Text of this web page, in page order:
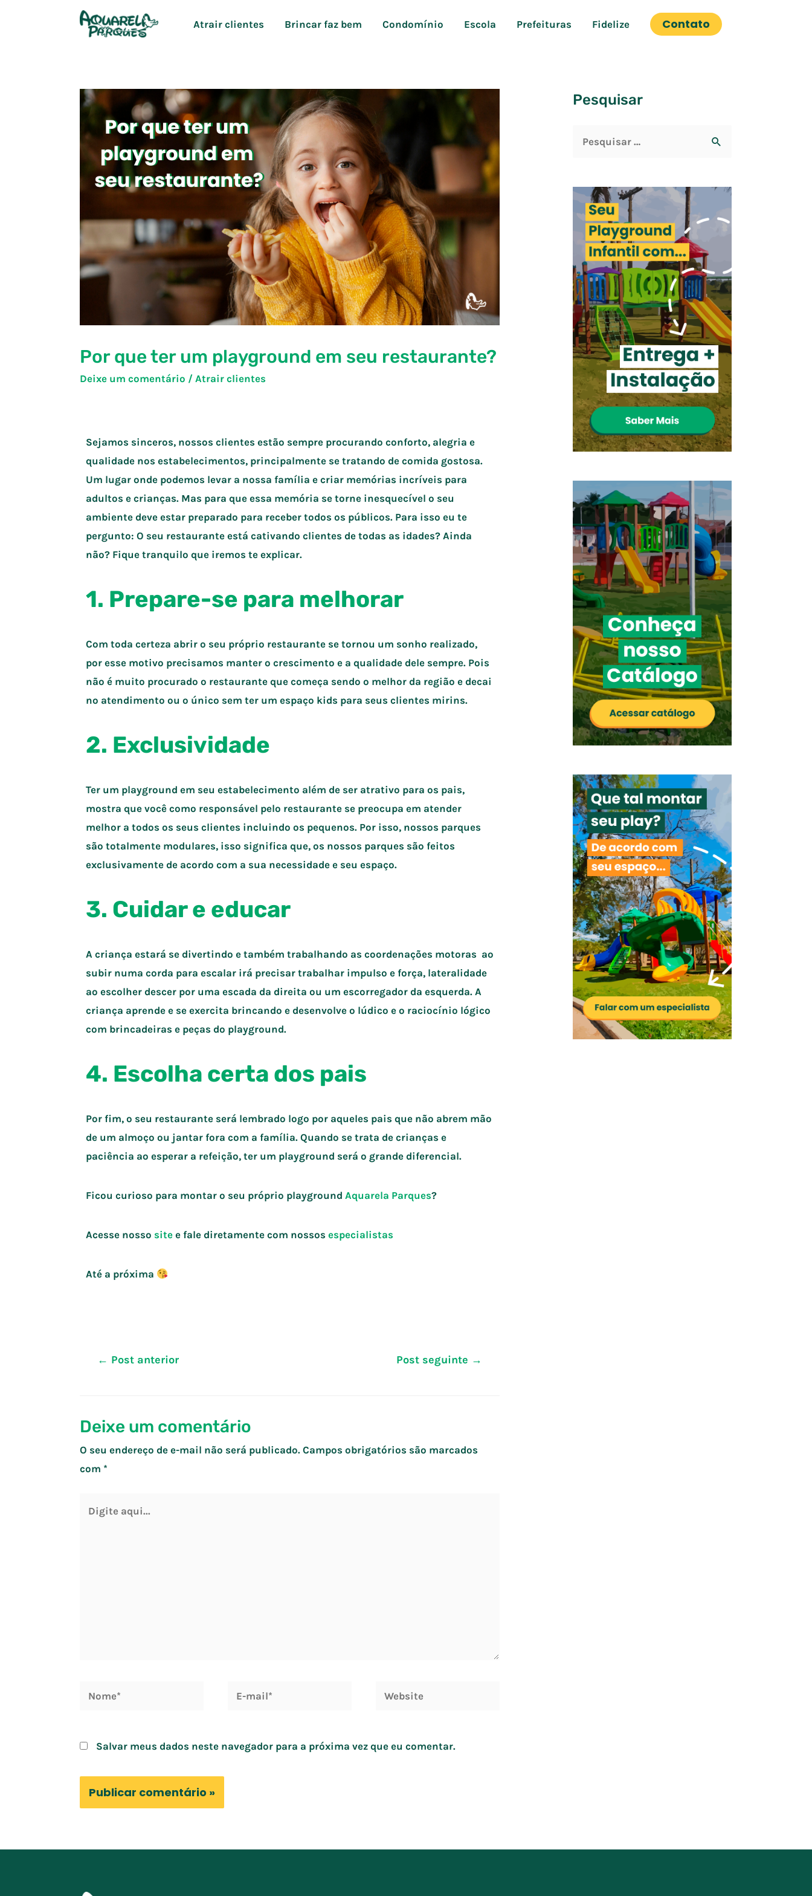
Atrair clientes Brincar faz bem Condomínio Escola Prefeituras Fidelize Contato
Por que ter um playground em seu restaurante?
Deixe um comentário / Atrair clientes
Sejamos sinceros, nossos clientes estão sempre procurando conforto, alegria e
qualidade nos estabelecimentos, principalmente se tratando de comida gostosa.
Um lugar onde podemos levar a nossa família e criar memórias incríveis para
adultos e crianças. Mas para que essa memória se torne inesquecível o seu
ambiente deve estar preparado para receber todos os públicos. Para isso eu te
pergunto: O seu restaurante está cativando clientes de todas as idades? Ainda
não? Fique tranquilo que iremos te explicar.
1. Prepare-se para melhorar
Com toda certeza abrir o seu próprio restaurante se tornou um sonho realizado,
por esse motivo precisamos manter o crescimento e a qualidade dele sempre. Pois
não é muito procurado o restaurante que começa sendo o melhor da região e decai
no atendimento ou o único sem ter um espaço kids para seus clientes mirins.
2. Exclusividade
Ter um playground em seu estabelecimento além de ser atrativo para os pais,
mostra que você como responsável pelo restaurante se preocupa em atender
melhor a todos os seus clientes incluindo os pequenos. Por isso, nossos parques
são totalmente modulares, isso significa que, os nossos parques são feitos
exclusivamente de acordo com a sua necessidade e seu espaço.
3. Cuidar e educar
A criança estará se divertindo e também trabalhando as coordenações motoras ao
subir numa corda para escalar irá precisar trabalhar impulso e força, lateralidade
ao escolher descer por uma escada da direita ou um escorregador da esquerda. A
criança aprende e se exercita brincando e desenvolve o lúdico e o raciocínio lógico
com brincadeiras e peças do playground.
4. Escolha certa dos pais
Por fim, o seu restaurante será lembrado logo por aqueles pais que não abrem mão
de um almoço ou jantar fora com a família. Quando se trata de crianças e
paciência ao esperar a refeição, ter um playground será o grande diferencial.
Ficou curioso para montar o seu próprio playground Aquarela Parques?
Acesse nosso site e fale diretamente com nossos especialistas
Até a próxima
← Post anterior Post seguinte →
Deixe um comentário
O seu endereço de e-mail não será publicado. Campos obrigatórios são marcados
com *
Salvar meus dados neste navegador para a próxima vez que eu comentar.
Pesquisar